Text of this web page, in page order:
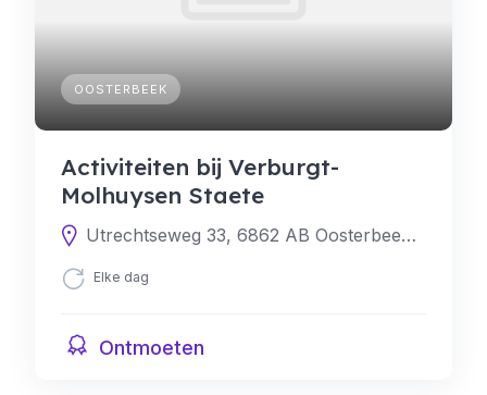
OOSTERBEEK
Activiteiten bij Verburgt-
Molhuysen Staete
Utrechtseweg 33, 6862 AB Oosterbeek, Nederland
Elke dag
Ontmoeten